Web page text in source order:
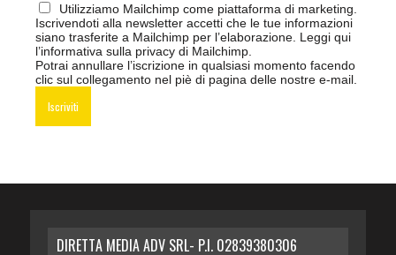
Utilizziamo Mailchimp come piattaforma di marketing.
Iscrivendoti alla newsletter accetti che le tue informazioni
siano trasferite a Mailchimp per l’elaborazione. Leggi qui
l’informativa sulla privacy di Mailchimp
Potrai annullare l’iscrizione in qualsiasi momento facendo
clic sul collegamento nel piè di pagina delle nostre e-mail.
DIRETTA MEDIA ADV SRL- P.I. 02839380306